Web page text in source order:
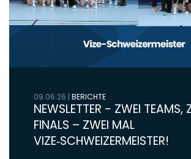
09.06.26 | BERICHTE
NEWSLETTER - ZWEI TEAMS,
FINALS – ZWEI MAL
VIZE‑SCHWEIZERMEISTER!